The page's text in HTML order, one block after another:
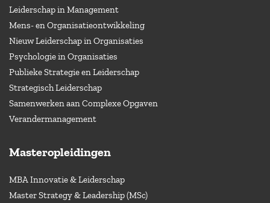
Leiderschap in Management
Mens- en Organisatieontwikkeling
Nieuw Leiderschap in Organisaties
Psychologie in Organisaties
Publieke Strategie en Leiderschap
Strategisch Leiderschap
Samenwerken aan Complexe Opgaven
Verandermanagement
Masteropleidingen
MBA Innovatie & Leiderschap
Master Strategy & Leadership (MSc)